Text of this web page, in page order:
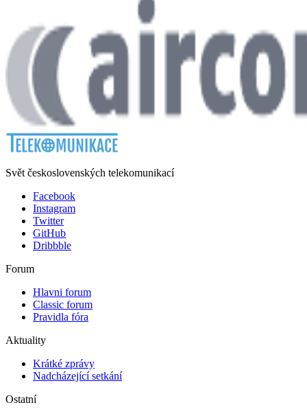
Svět československých telekomunikací
Facebook
Instagram
Twitter
GitHub
Dribbble
Forum
Hlavni forum
Classic forum
Pravidla fóra
Aktuality
Krátké zprávy
Nadcházející setkání
Ostatní